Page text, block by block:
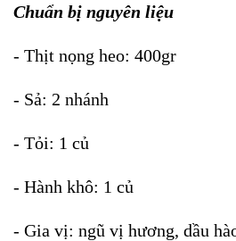
Chuẩn bị nguyên liệu
- Thịt nọng heo: 400gr
- Sả: 2 nhánh
- Tỏi: 1 củ
- Hành khô: 1 củ
- Gia vị: ngũ vị hương, dầu